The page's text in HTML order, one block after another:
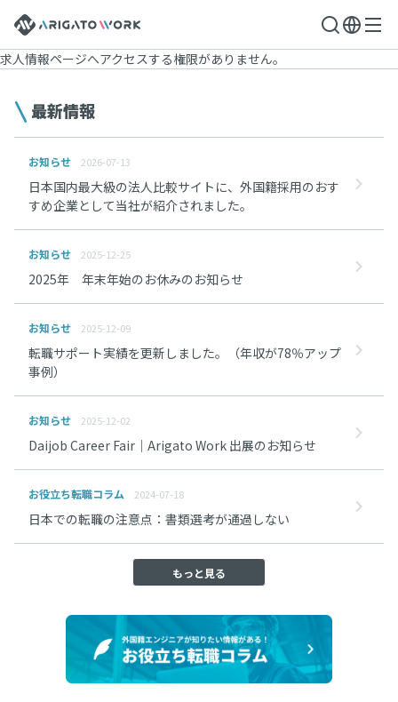
求人情報ページへアクセスする権限がありません。
最新情報
お知らせ 2026-07-13
日本国内最大級の法人比較サイトに、外国籍採用のおす
すめ企業として当社が紹介されました。
お知らせ 2025-12-25
2025年 年末年始のお休みのお知らせ
お知らせ 2025-12-09
転職サポート実績を更新しました。（年収が78％アップ
事例）
お知らせ 2025-12-02
Daijob Career Fair｜Arigato Work 出展のお知らせ
お役立ち転職コラム 2024-07-18
日本での転職の注意点：書類選考が通過しない
もっと見る